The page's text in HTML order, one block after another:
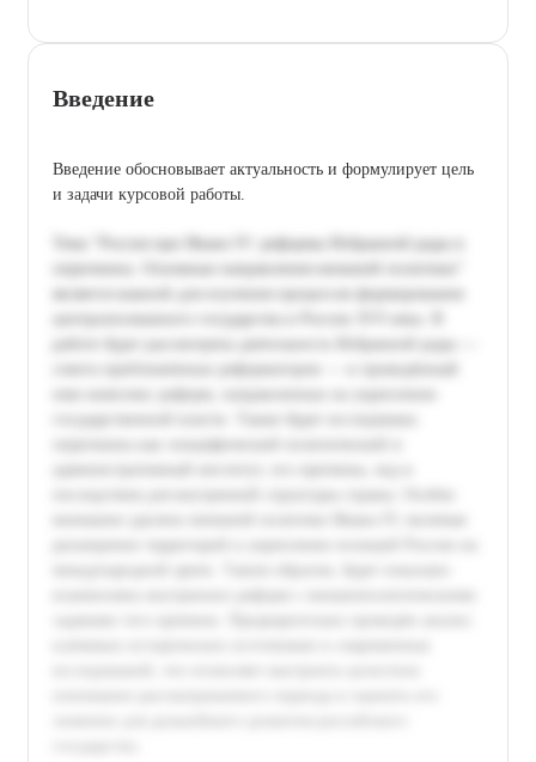
Введение
Введение обосновывает актуальность и формулирует цель
и задачи курсовой работы.